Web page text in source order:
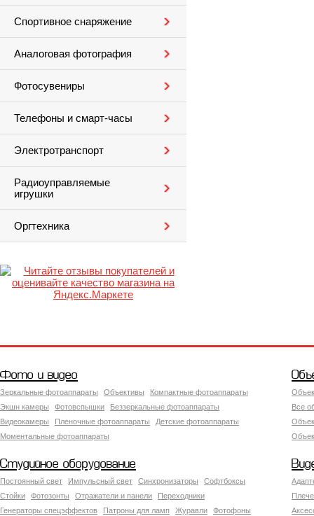
Спортивное снаряжение
Аналоговая фотография
Фотосувениры
Телефоны и смарт-часы
Электротранспорт
Радиоуправляемые
игрушки
Оргтехника
Фото и видео
Зеркальные фотоаппараты Объективы
Компактные фотоаппараты
Экшн камеры
Фотовспышки
Беззеркальные фотоаппараты
Видеокамеры
Пленочные фотоаппараты
Детские фотоаппараты
Моментальные фотоаппараты
Все
Студийное оборудование
Постоянный свет Импульсный свет Синхронизаторы
Софтбоксы
Стойки
Фотозонты Отражатели и панели
Переходники
Генераторы спецэффектов
Патроны для ламп Журавли
Фотофоны